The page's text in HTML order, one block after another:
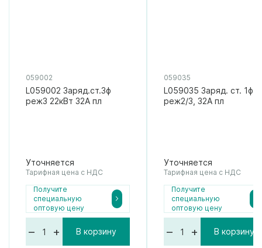
059002
L059002 Заряд.ст.3ф
реж3 22кВт 32А пл
Уточняется
Тарифная цена с НДС
Получите
специальную
оптовую цену
– + В корзину
059035
L059035 Заряд. ст. 1ф
реж2/3, 32А пл
Уточняется
Тарифная цена с НДС
Получите
специальную
оптовую цену
– + В корзину